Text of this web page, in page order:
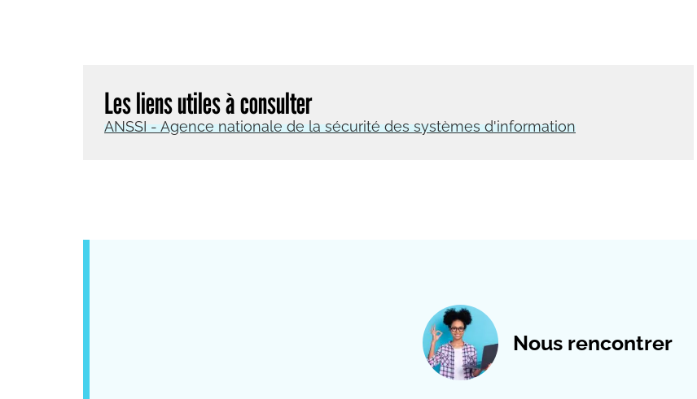
Les liens utiles à consulter
ANSSI - Agence nationale de la sécurité des systèmes d'information
Nous rencontrer